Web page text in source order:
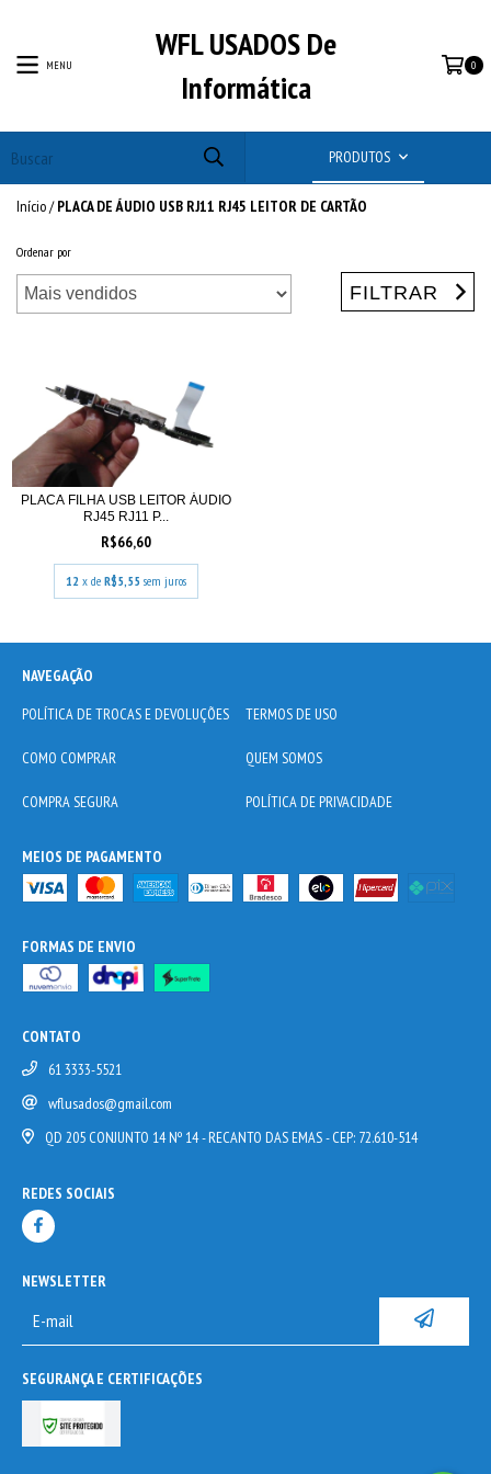
MENU
WFL USADOS De
Informática
0
PRODUTOS
Início/ PLACA DE ÁUDIO USB RJ11 RJ45 LEITOR DE CARTÃO
Ordenar por
FILTRAR
PLACA FILHA USB LEITOR ÁUDIO
RJ45 RJ11 P...
R$66,60
12 x de R$5,55 sem juros
NAVEGAÇÃO
POLÍTICA DE TROCAS E DEVOLUÇÕES
TERMOS DE USO
COMO COMPRAR QUEM SOMOS
COMPRA SEGURA POLÍTICA DE PRIVACIDADE
MEIOS DE PAGAMENTO
FORMAS DE ENVIO
CONTATO
61 3333-5521
wflusados@gmail.com
QD 205 CONJUNTO 14 Nº 14 - RECANTO DAS EMAS - CEP: 72.610-514
REDES SOCIAIS
NEWSLETTER
SEGURANÇA E CERTIFICAÇÕES